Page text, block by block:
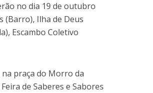
no dia 19 de outubro
(Barro), Ilha de Deus
Escambo Coletivo
praça do Morro da
de Saberes e Sabores